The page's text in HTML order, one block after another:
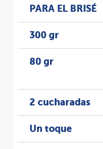
PARA EL BRISÉ
300 gr
80 gr
2 cucharadas
Un toque